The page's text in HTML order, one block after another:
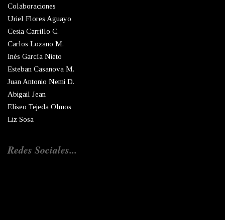
Colaboraciones
Uriel Flores Aguayo
Cesia Carrillo C.
Carlos Lozano M.
Inés García Nieto
Esteban Casanova M.
Juan Antonio Nemi D.
Abigail Jean
Eliseo Tejeda Olmos
Liz Sosa
Redes Sociales...